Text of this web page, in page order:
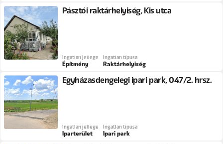
Pásztói raktárhelyiség, Kis utca
Ingatlan jellege
Építmény
Ingatlan típusa
Raktárhelyiség
Egyházasdengelegi ipari park, 047/2. hrsz.
Ingatlan jellege
Iparterület
Ingatlan típusa
Ipari park